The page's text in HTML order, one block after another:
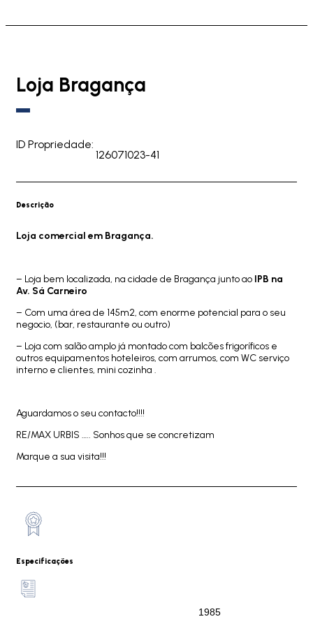
Loja Bragança
ID Propriedade:
126071023-41
Descrição
Loja comercial em Bragança.
– Loja bem localizada, na cidade de Bragança junto ao IPB na
Av. Sá Carneiro
– Com uma área de 145m2, com enorme potencial para o seu
negocio, (bar, restaurante ou outro)
– Loja com salão amplo já montado com balcões frigoríficos e
outros equipamentos hoteleiros, com arrumos, com WC serviço
interno e clientes, mini cozinha .
Aguardamos o seu contacto!!!!
RE/MAX URBIS ….. Sonhos que se concretizam
Marque a sua visita!!!
Especificações
1985